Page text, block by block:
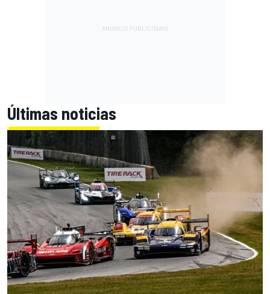
Últimas noticias